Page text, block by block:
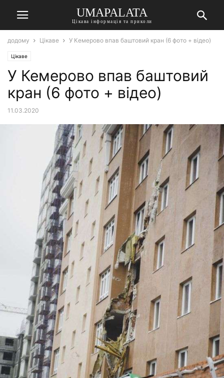
UMAPALATA
Цікава інформація та приколи
додому Цікаве У Кемерово впав баштовий кран (6 фото + відео)
Цікаве
У Кемерово впав баштовий
кран (6 фото + відео)
11.03.2020